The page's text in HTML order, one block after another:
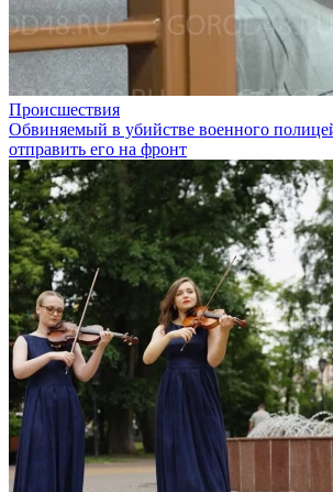
Происшествия
Обвиняемый в убийстве военного
отправить его на фронт